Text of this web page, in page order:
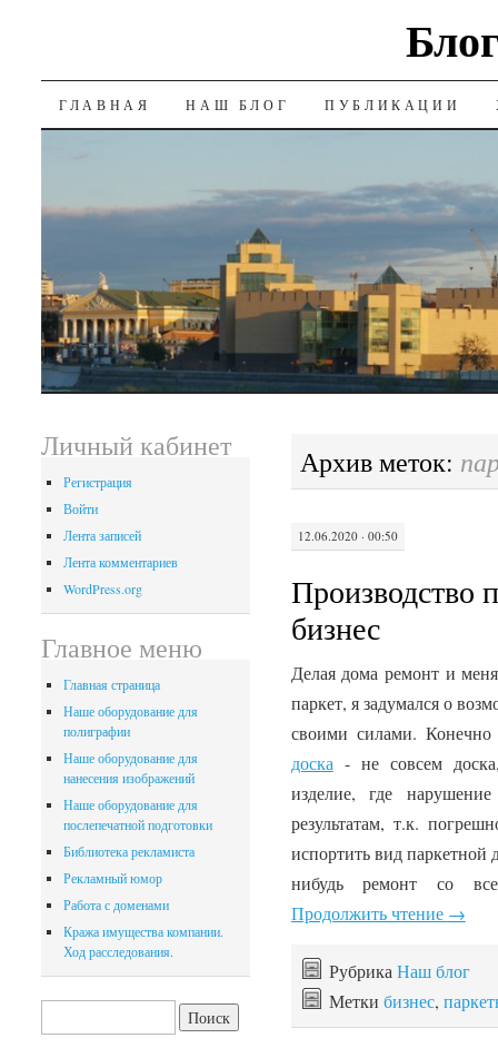
SKIP
ГЛАВНАЯ НАШ БЛОГ ПУБЛИКАЦИИ
Архив меток:
12.06.2020 · 00:50
Производство
бизнес
Делая дома ремонт и
паркет, я задумался о
своими силами.
доска - не совсем
изделие, где
результатам, т.к.
испортить вид паркетной
нибудь ремонт со
Продолжить чтение →
Рубрика Наш блог
Метки бизнес,
Личный кабинет
Регистрация
Войти
Лента записей
Лента комментариев
WordPress.org
Главное меню
Главная страница
Наше оборудование для
полиграфии
Наше оборудование для
нанесения изображений
Наше оборудование для
послепечатной подготовки
Библиотека рекламиста
Рекламный юмор
Работа с доменами
Кража имущества компании.
Ход расследования.